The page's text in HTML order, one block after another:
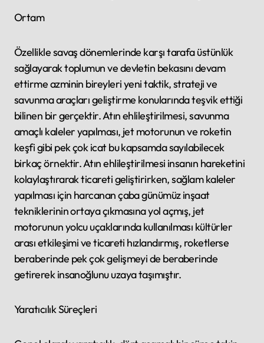
Ortam
Özellikle savaş dönemlerinde karşı tarafa üstünlük
sağlayarak toplumun ve devletin bekasını devam
ettirme azminin bireyleri yeni taktik, strateji ve
savunma araçları geliştirme konularında teşvik ettiği
bilinen bir gerçektir. Atın ehlileştirilmesi, savunma
amaçlı kaleler yapılması, jet motorunun ve roketin
keşfi gibi pek çok icat bu kapsamda sayılabilecek
birkaç örnektir. Atın ehlileştirilmesi insanın hareketini
kolaylaştırarak ticareti geliştirirken, sağlam kaleler
yapılması için harcanan çaba günümüz inşaat
tekniklerinin ortaya çıkmasına yol açmış, jet
motorunun yolcu uçaklarında kullanılması kültürler
arası etkileşimi ve ticareti hızlandırmış, roketlerse
beraberinde pek çok gelişmeyi de beraberinde
getirerek insanoğlunu uzaya taşımıştır.
Yaratıcılık Süreçleri